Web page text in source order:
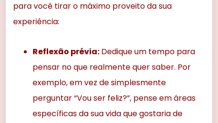
para você tirar o máximo proveito da sua
experiência:
Reflexão prévia: Dedique um tempo para
pensar no que realmente quer saber. Por
exemplo, em vez de simplesmente
perguntar “Vou ser feliz?”, pense em áreas
específicas da sua vida que gostaria de